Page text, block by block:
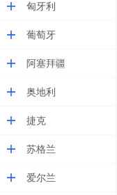
匈牙利
葡萄牙
阿塞拜疆
奥地利
捷克
苏格兰
爱尔兰